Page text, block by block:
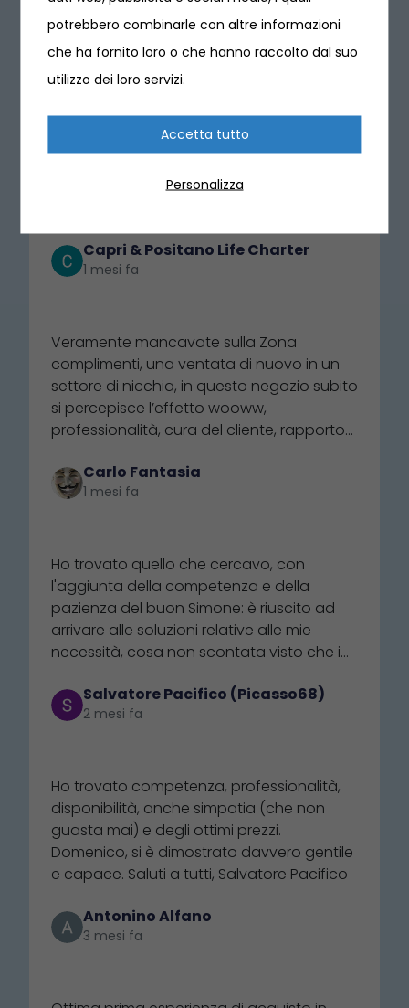
4.8 ⭐⭐⭐⭐⭐(636)
Scrivi una recensione
Capri & Positano Life Charter
1 mesi fa
Veramente mancavate sulla Zona
complimenti, una ventata di nuovo in un
settore di nicchia, in questo negozio subito
si percepisce l’effetto wooww,
professionalità, cura del cliente, rapporto
mettere su uno store a 5 stelle e più
Carlo Fantasia
1 mesi fa
Ho trovato quello che cercavo, con
l'aggiunta della competenza e della
pazienza del buon Simone: è riuscito ad
arrivare alle soluzioni relative alle mie
necessità, cosa non scontata visto che i
poco professionali e menefreghisti. E
stiamo parlando di poche decine d'euro:
quanto non ha impedito a chi
rappresentava l'altra società di essere
particolarmente antipatica. Tra l'altro
aspettando 2 settimane per NON avere i
prodotti trovati in questo negozio... Se si
non bisognerebbe interagire con gli
acquirenti al dettaglio: cosa che i
migliorare: 5 stelle alla carriera, quando
Salvatore Pacifico (Picasso68)
2 mesi fa
Ho trovato competenza, professionalità,
disponibilità, anche simpatia (che non
guasta mai) e degli ottimi prezzi.
Domenico, si è dimostrato davvero gentile
e capace. Saluti a tutti, Salvatore Pacifico
Antonino Alfano
3 mesi fa
potrebbero combinarle con altre informazioni
che ha fornito loro o che hanno raccolto dal suo
utilizzo dei loro servizi.
Personalizza
Accetta tutto